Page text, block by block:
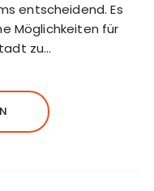
entscheidend. Es
Möglichkeiten für
zu…